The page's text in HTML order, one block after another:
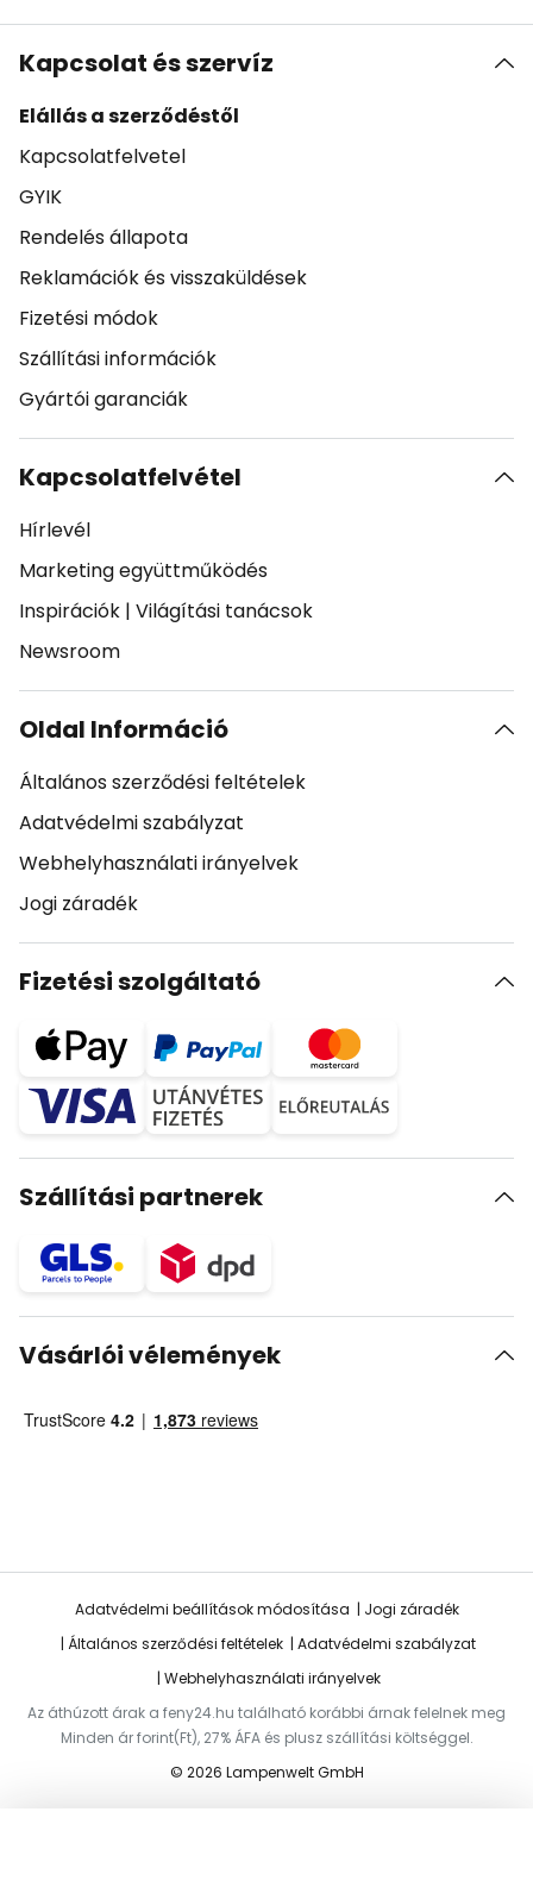
Kapcsolat és szervíz
Elállás a szerződéstől
Kapcsolatfelvetel
GYIK
Rendelés állapota
Reklamációk és visszaküldések
Fizetési módok
Szállítási információk
Gyártói garanciák
Kapcsolatfelvétel
Hírlevél
Marketing együttműködés
Inspirációk | Világítási tanácsok
Newsroom
Oldal Információ
Általános szerződési feltételek
Adatvédelmi szabályzat
Webhelyhasználati irányelvek
Jogi záradék
Fizetési szolgáltató
Szállítási partnerek
Vásárlói vélemények
Adatvédelmi beállítások módosítása
Jogi záradék
Általános szerződési feltételek
Adatvédelmi szabályzat
Webhelyhasználati irányelvek
Az áthúzott árak a feny24.hu található korábbi árnak felelnek meg
Minden ár forint(Ft), 27% ÁFA és plusz szállítási költséggel.
© 2026 Lampenwelt GmbH